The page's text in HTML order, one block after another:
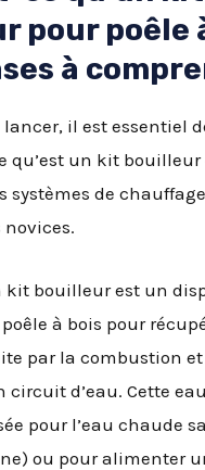
pour poêle
à
il est essentiel
qu’est un kit
systèmes de
novices.
kit bouilleur est un
à bois pour
par la combustion et
circuit d’eau. Cette
pour l’eau chaude
ou pour alimenter